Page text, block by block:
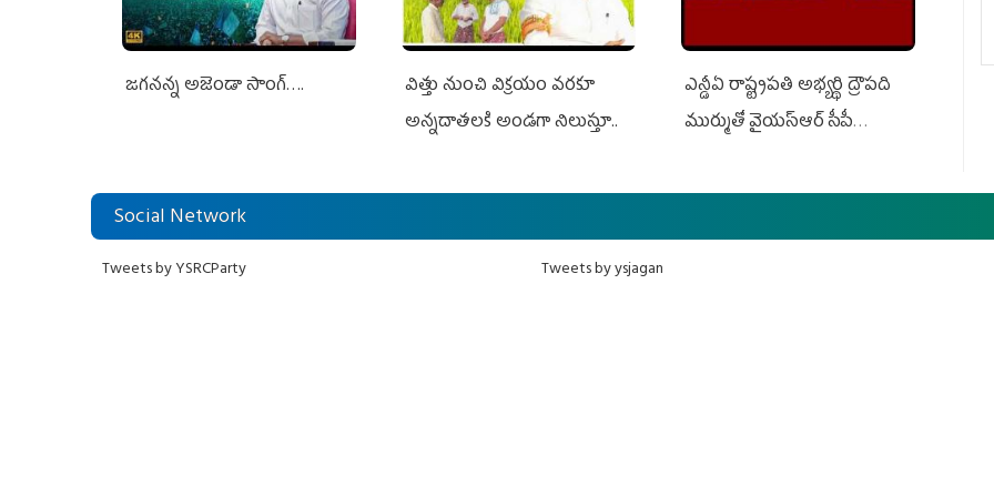
జగనన్న అజెండా సాంగ్….
విత్తు నుంచి విక్రయం వరకూ
అన్నదాతలకి అండగా నిలుస్తూ..
ఎన్డీఏ రాష్ట్ర‌ప‌తి అభ్య‌ర్థి ద్రౌప‌ది
ముర్ముతో వైయ‌స్ఆర్ సీపీ
ఎమ్మెల్యేలు, ఎంపీల స‌మావేశం
Social Network
Tweets by YSRCParty Tweets by ysjagan